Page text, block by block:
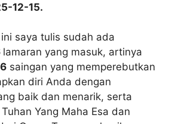
12-15.
saya tulis sudah ada
lamaran yang masuk, artinya
saingan yang memperebutkan
diri Anda dengan
baik dan menarik, serta
Yang Maha Esa dan